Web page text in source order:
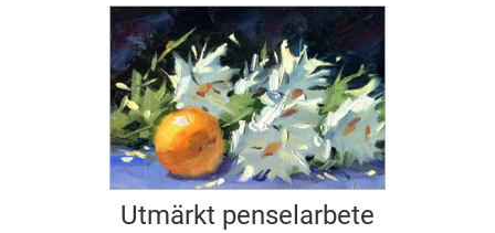
Utmärkt penselarbete